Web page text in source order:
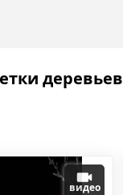
деревьев
видео